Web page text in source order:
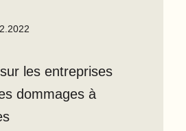
les entreprises
dommages à